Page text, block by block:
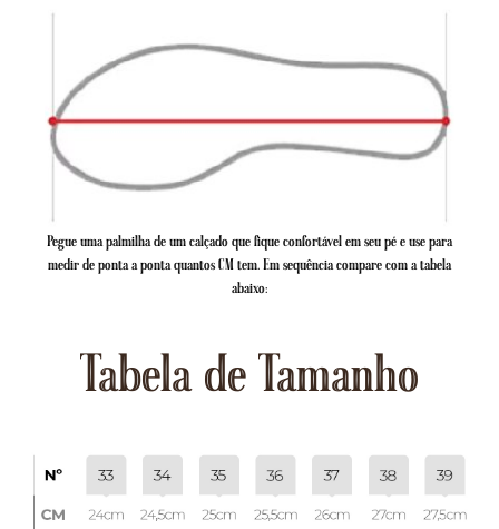
Pegue uma palmilha de um calçado que fique confortável em seu pé e use para
medir de ponta a ponta quantos CM tem. Em sequência compare com a tabela
abaixo:
Tabela de Tamanho